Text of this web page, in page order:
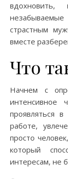
страстным
вместе
Что
Начнем с
интенсивное
проявляться
работе,
просто
который
интересам, не